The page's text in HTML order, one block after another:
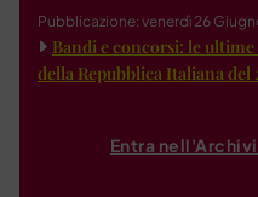
Pubblicazione: venerdì 26
Bandi e concorsi: le
della Repubblica Italiana del
Entra